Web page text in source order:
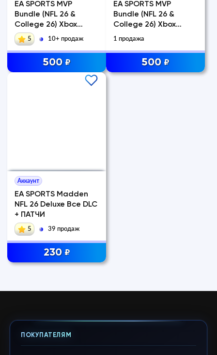
EA SPORTS MVP
Bundle (NFL 26 &
College 26) Xbox
Series
5 10+ продаж
500 ₽
EA SPORTS MVP
Bundle (NFL 26 &
College 26) Xbox
Series
1 продажа
500 ₽
Аккаунт
EA SPORTS Madden
NFL 26 Deluxe Все DLC
+ ПАТЧИ
5 39 продаж
230 ₽
ПОКУПАТЕЛЯМ